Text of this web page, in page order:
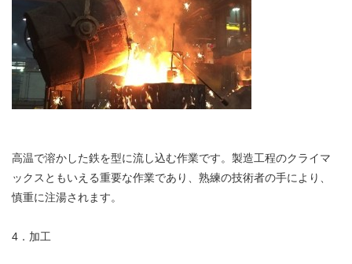
高温で溶かした鉄を型に流し込む作業です。製造工程のクライマ
ックスともいえる重要な作業であり、熟練の技術者の手により、
慎重に注湯されます。
4．加工